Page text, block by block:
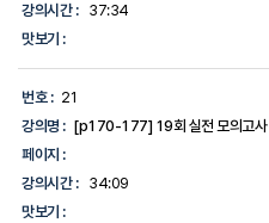
강의시간 :
37:34
맛보기 :
번호 : 21
강의명 : [p170-177] 19회 실전 모의고사
페이지 :
강의시간 :
34:09
맛보기 :